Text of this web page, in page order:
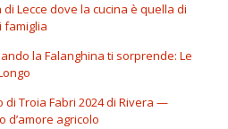
Lecce dove la cucina è quella di
famiglia
la Falanghina ti sorprende: Le
di Troia Fabri 2024 di Rivera —
d’amore agricolo